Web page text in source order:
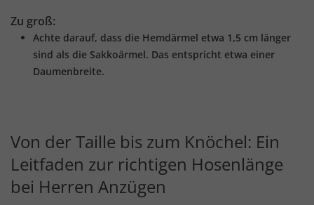
Zu groß:
Achte darauf, dass die Hemdärmel etwa 1,5 cm länger
sind als die Sakkoärmel. Das entspricht etwa einer
Daumenbreite.
Von der Taille bis zum Knöchel: Ein
Leitfaden zur richtigen Hosenlänge
bei Herren Anzügen